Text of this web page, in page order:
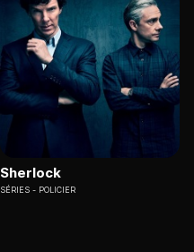
Sherlock
SÉRIES POLICIER